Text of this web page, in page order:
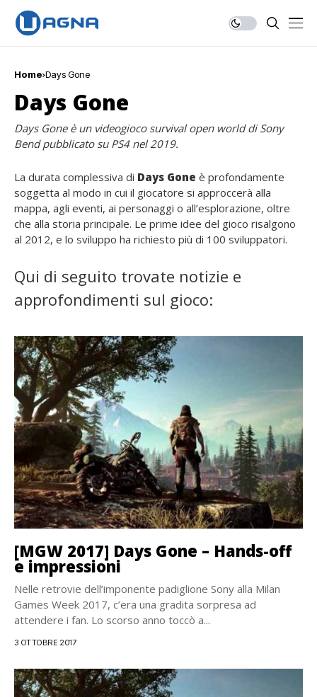
Home Days Gone
Days Gone
Days Gone è un videogioco survival open world di Sony
Bend pubblicato su PS4 nel 2019.
La durata complessiva di Days Gone è profondamente
soggetta al modo in cui il giocatore si approccerà alla
mappa, agli eventi, ai personaggi o all’esplorazione, oltre
che alla storia principale. Le prime idee del gioco risalgono
al 2012, e lo sviluppo ha richiesto più di 100 sviluppatori.
Qui di seguito trovate notizie e
approfondimenti sul gioco:
[MGW 2017] Days Gone – Hands-off
e impressioni
Nelle retrovie dell’imponente padiglione Sony alla Milan
Games Week 2017, c’era una gradita sorpresa ad
attendere i fan. Lo scorso anno toccò a...
3 OTTOBRE 2017